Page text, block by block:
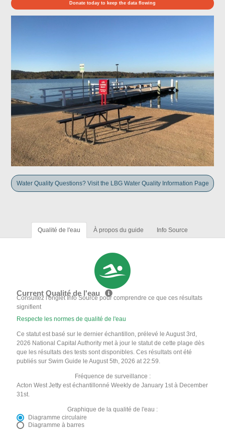
Donate today to keep the data flowing
Water Quality Questions? Visit the LBG Water Quality Information Page
Qualité de l'eau À propos du guide Info Source
Current Qualité de l'eau
Consultez l'onglet Info Source pour comprendre ce que ces résultats
signifient
Respecte les normes de qualité de l'eau
Ce statut est basé sur le dernier échantillon, prélevé le August 3rd,
2026 National Capital Authority met à jour le statut de cette plage dès
que les résultats des tests sont disponibles. Ces résultats ont été
publiés sur Swim Guide le August 5th, 2026 at 22:59.
Fréquence de surveillance :
Acton West Jetty est échantillonné Weekly de January 1st à December
31st.
Graphique de la qualité de l'eau :
Diagramme circulaire
Diagramme à barres